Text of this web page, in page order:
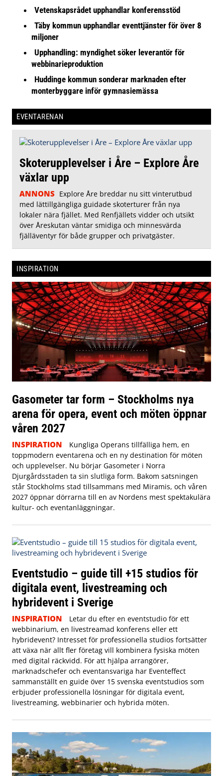
Vetenskapsrådet upphandlar konferensstöd
Täby kommun upphandlar eventtjänster för över 8
miljoner
Upphandling: myndighet söker leverantör för
webbinarieproduktion
Huddinge kommun sonderar marknaden efter
monterbyggare inför gymnasiemässa
EVENTARENAN
Skoterupplevelser i Åre – Explore Åre
växlar upp
ANNONS Explore Åre breddar nu sitt vinterutbud
med lättillgängliga guidade skoterturer från nya
lokaler nära fjället. Med Renfjällets vidder och utsikt
över Åreskutan väntar smidiga och minnesvärda
fjälläventyr för både grupper och privatgäster.
INSPIRATION
Gasometer tar form – Stockholms nya
arena för opera, event och möten öppnar
våren 2027
INSPIRATION
Kungliga Operans tillfälliga hem, en
toppmodern eventarena och en ny destination för möten
och upplevelser. Nu börjar Gasometer i Norra
Djurgårdsstaden ta sin slutliga form. Bakom satsningen
står Stockholms stad tillsammans med Miramis, och våren
2027 öppnar dörrarna till en av Nordens mest spektakulära
kultur- och eventanläggningar.
Eventstudio – guide till +15 studios för
digitala event, livestreaming och
hybridevent i Sverige
INSPIRATION
Letar du efter en eventstudio för ett
webbinarium, en livestreamad konferens eller ett
hybridevent? Intresset för professionella studios fortsätter
att växa när allt fler företag vill kombinera fysiska möten
med digital räckvidd. För att hjälpa arrangörer,
marknadschefer och eventansvariga har Eventeffect
sammanställt en guide över 15 svenska eventstudios som
erbjuder professionella lösningar för digitala event,
livestreaming, webbinarier och hybrida möten.